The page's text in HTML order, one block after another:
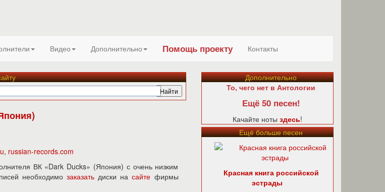
Видео Дополнительно Помощь проекту Контакты
, russian-records.com
ВК «Dark Ducks» (Япония) с очень низким
необходимозаказать диски насайте фирмы
Дополнительно
То, чего нет в Антологии
Ещё 50 песен!
Качайте ноты здесь!
Ещё больше песен
Красная книга российской
эстрады